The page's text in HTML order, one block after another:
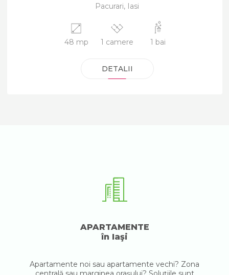
Pacurari, Iasi
48 mp 1 camere 1 bai
DETALII
APARTAMENTE
în Iaşi
Apartamente noi sau apartamente vechi? Zona